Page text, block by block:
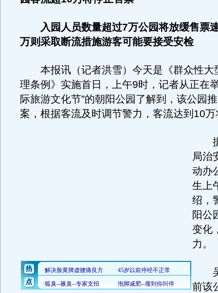
入园人员数量超过7万公园将放缓售
万则采取断流措施游客可能要接受安检
本报讯（记者洪雪）今天是《群众性大
理条例》实施首日，上午9时，记者从正在
际旅游文化节”的朝阳公园了解到，该公园
案，根据客流及时调节警力，客流达到10
据
局治
动办
生上
绍，
阳公
变化
力。
吴
前该